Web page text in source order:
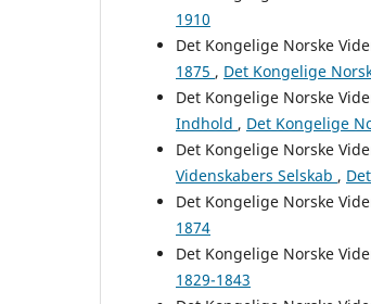
1910
Det Kongelige Norske
1875 , Det Kongelige
Det Kongelige Norske
Indhold , Det Kongelige
Det Kongelige Norske
Videnskabers Selskab ,
Det Kongelige Norske
1874
Det Kongelige Norske
1829-1843